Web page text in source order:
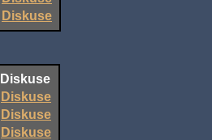
Diskuse
Diskuse
Diskuse
Diskuse
Diskuse